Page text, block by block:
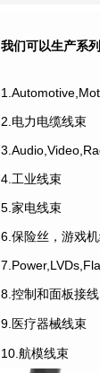
我们可以生产系
2.电力电缆线束
4.工业线束
5.家电线束
6.保险丝，游戏
8.控制和面板接
9.医疗器械线束
10.航模线束